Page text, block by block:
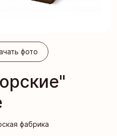
фото
фабрика